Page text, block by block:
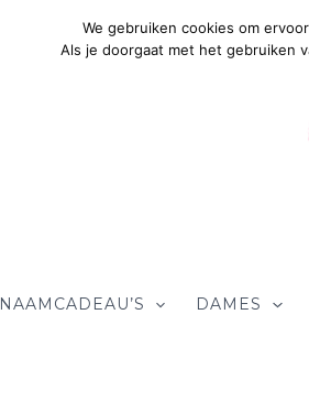
NAAMCADEAU’S DAMES
We gebruiken cookies om
Als je doorgaat met het gebruiken